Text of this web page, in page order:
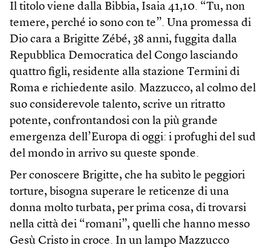
Il titolo viene dalla Bibbia, Isaia 41,10. “Tu, non
temere, perché io sono con te”. Una promessa di
Dio cara a Brigitte Zébé, 38 anni, fuggita dalla
Repubblica Democratica del Congo lasciando
quattro figli, residente alla stazione Termini di
Roma e richiedente asilo. Mazzucco, al colmo del
suo considerevole talento, scrive un ritratto
potente, confrontandosi con la più grande
emergenza dell’Europa di oggi: i profughi del sud
del mondo in arrivo su queste sponde.
Per conoscere Brigitte, che ha subìto le peggiori
torture, bisogna superare le reticenze di una
donna molto turbata, per prima cosa, di trovarsi
nella città dei “romani”, quelli che hanno messo
Gesù Cristo in croce. In un lampo Mazzucco